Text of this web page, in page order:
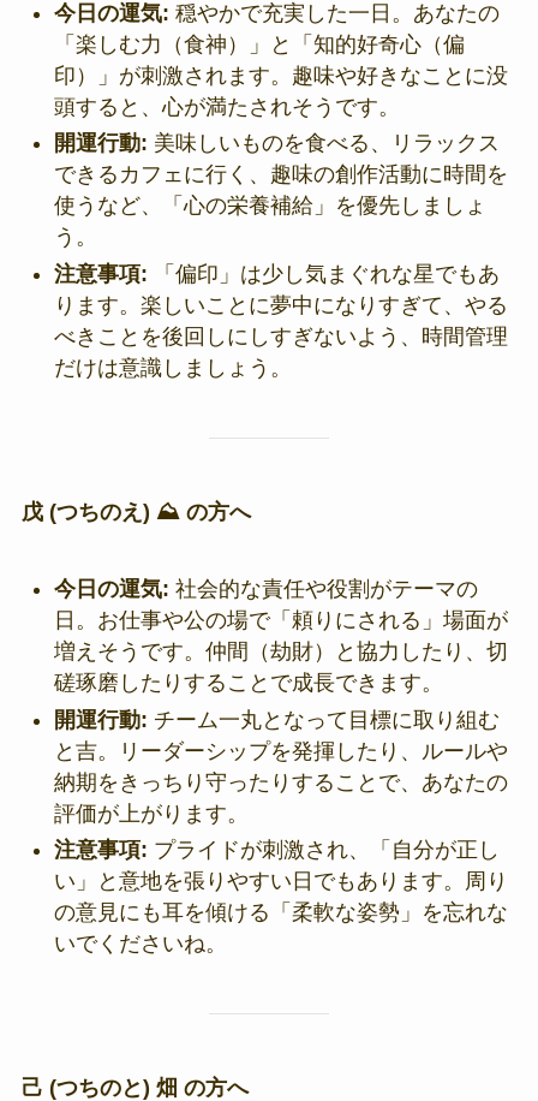
今日の運気: 穏やかで充実した一日。あなたの
「楽しむ力（食神）」と「知的好奇心（偏
印）」が刺激されます。趣味や好きなことに没
頭すると、心が満たされそうです。
開運行動: 美味しいものを食べる、リラックス
できるカフェに行く、趣味の創作活動に時間を
使うなど、「心の栄養補給」を優先しましょ
う。
注意事項: 「偏印」は少し気まぐれな星でもあ
ります。楽しいことに夢中になりすぎて、やる
べきことを後回しにしすぎないよう、時間管理
だけは意識しましょう。
戊 (つちのえ) ⛰️ の方へ
今日の運気: 社会的な責任や役割がテーマの
日。お仕事や公の場で「頼りにされる」場面が
増えそうです。仲間（劫財）と協力したり、切
磋琢磨したりすることで成長できます。
開運行動: チーム一丸となって目標に取り組む
と吉。リーダーシップを発揮したり、ルールや
納期をきっちり守ったりすることで、あなたの
評価が上がります。
注意事項: プライドが刺激され、「自分が正し
い」と意地を張りやすい日でもあります。周り
の意見にも耳を傾ける「柔軟な姿勢」を忘れな
いでくださいね。
己 (つちのと) 畑 の方へ